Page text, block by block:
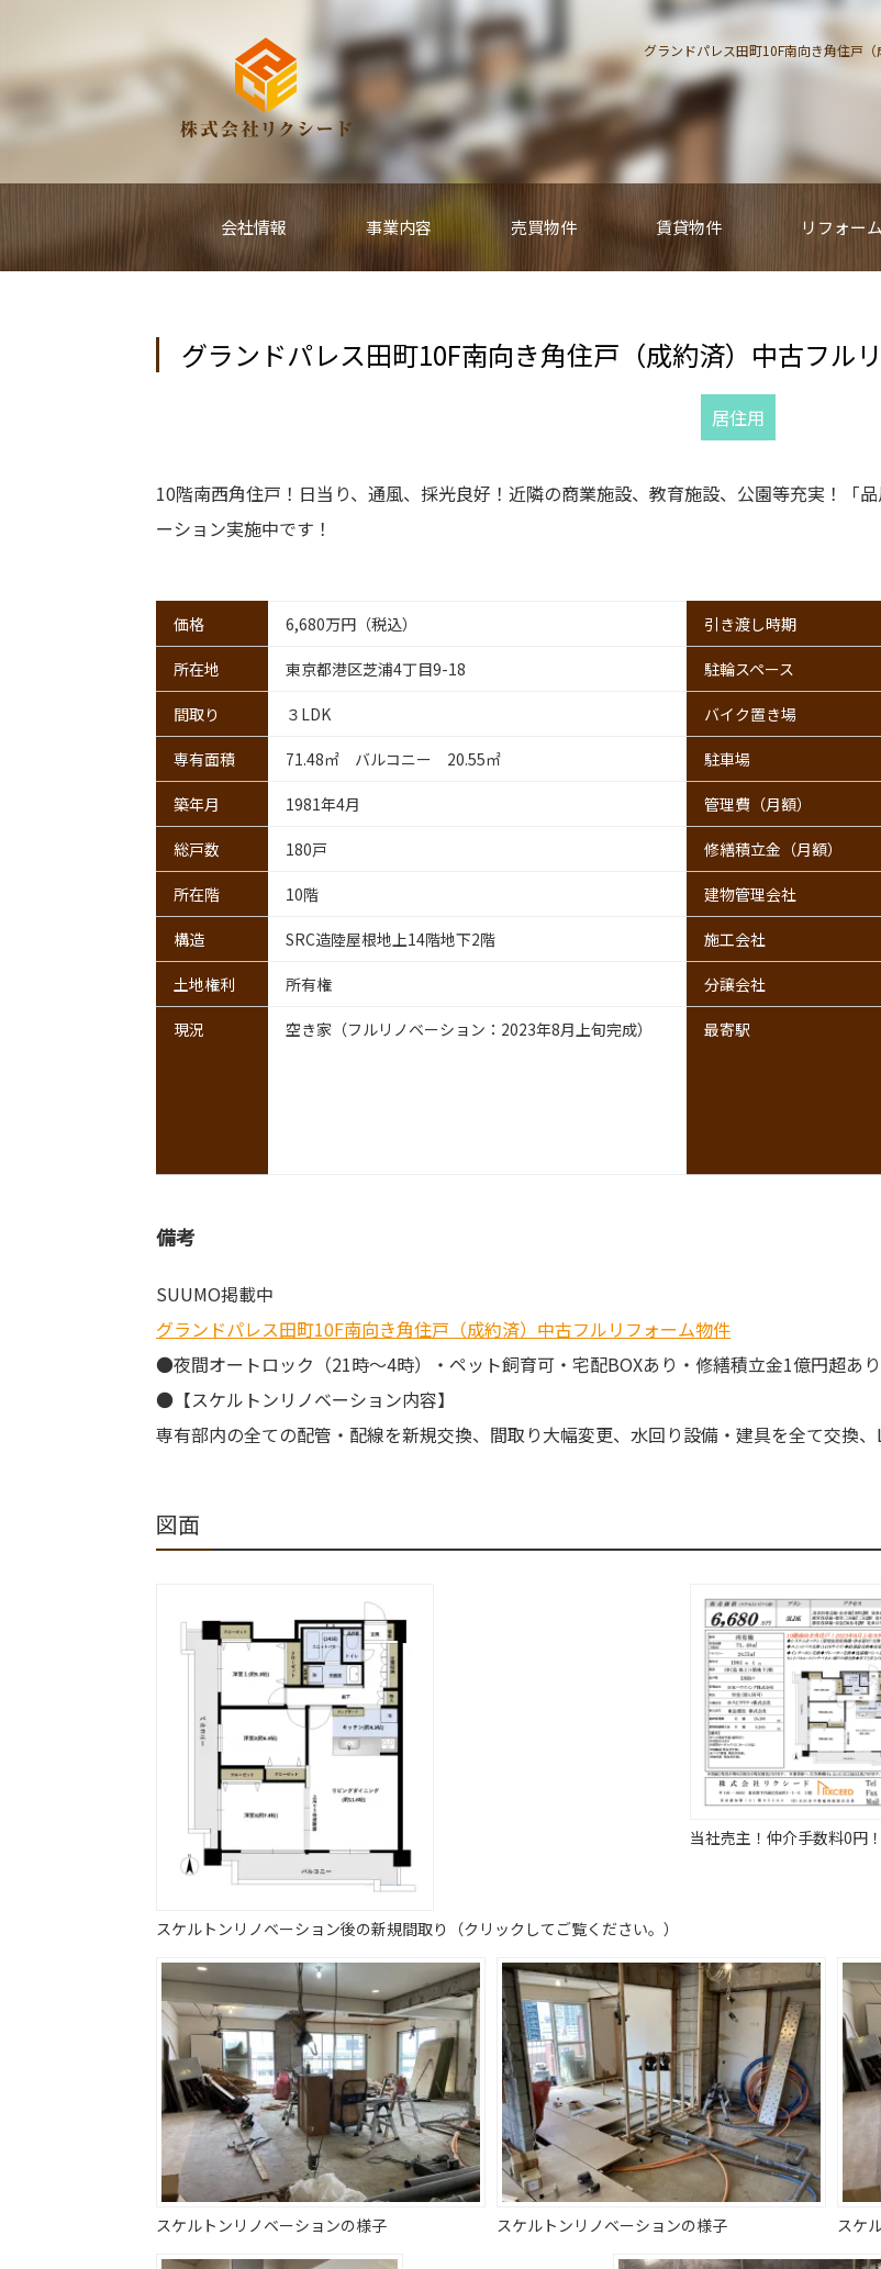
グランドパレス田町10F南向き角住戸
会社情報 事業内容 売買物件 賃貸物件 リフォー
グランドパレス田町10F南向き角住戸（成約済）中古フル
居住用
10階南西角住戸！日当り、通風、採光良好！近隣の商業施設、教育施設、公園等充実！「
ーション実施中です！
価格 6,680万円（税込） 引き渡し時期
所在地 東京都港区芝浦4丁目9-18 駐輪スペース
間取り ３LDK バイク置き場
専有面積 71.48㎡ バルコニー 20.55㎡ 駐車場
築年月 1981年4月 管理費 （月額）
総戸数 180戸 修繕積立金 （月額）
所在階 10階 建物管理会社
構造 SRC造陸屋根地上14階地下2階 施工会社
土地権利 所有権 分譲会社
現況 空き家（フルリノベーション：2023年8月上旬完成） 最寄駅
備考
SUUMO掲載中
グランドパレス田町10F南向き角住戸（成約済）中古フルリフォーム物件
●夜間オートロック（21時～4時）・ペット飼育可・宅配BOXあり・修繕積立金1億円超あり
●【スケルトンリノベーション内容】
専有部内の全ての配管・配線を新規交換、間取り大幅変更、水回り設備・建具を全て交換
図面
スケルトンリノベーション後の新規間取り（クリックしてご覧ください。）
当社売主！仲介手数料0円！
スケルトンリノベーションの様子 スケルトンリノベーションの様子 スケ